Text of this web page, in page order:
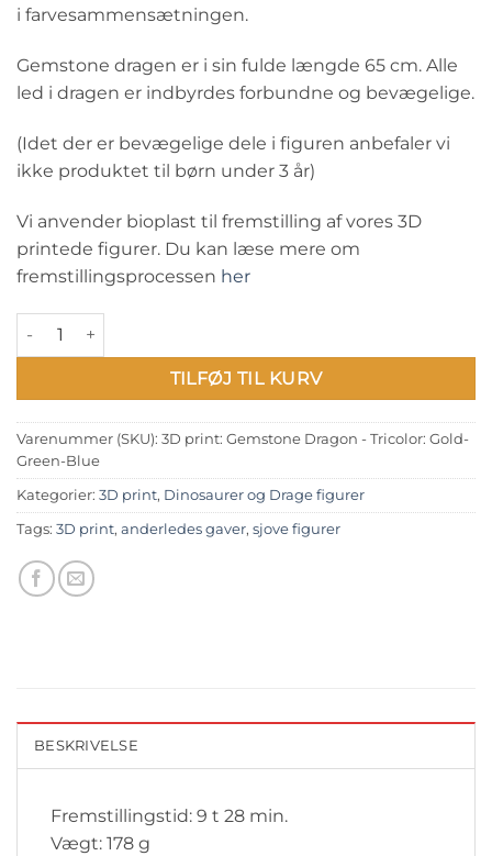
i farvesammensætningen.
Gemstone dragen er i sin fulde længde 65 cm. Alle
led i dragen er indbyrdes forbundne og bevægelige.
(Idet der er bevægelige dele i figuren anbefaler vi
ikke produktet til børn under 3 år)
Vi anvender bioplast til fremstilling af vores 3D
printede figurer. Du kan læse mere om
fremstillingsprocessen her
3D print: Gemstone Dragon - Tricolor: Gold-Green-Blue antal
TILFØJ TIL KURV
Varenummer (SKU): 3D print: Gemstone Dragon - Tricolor: Gold-
Green-Blue
Kategorier: 3D print, Dinosaurer og Drage figurer
Tags: 3D print, anderledes gaver, sjove figurer
BESKRIVELSE
Fremstillingstid: 9 t 28 min.
Vægt: 178 g